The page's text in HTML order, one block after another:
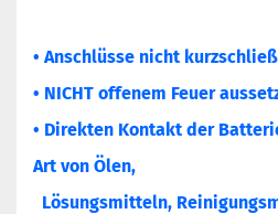
• Anschlüsse nicht
• NICHT offenem Feuer
• Direkten Kontakt der
Art von Ölen,
Lösungsmitteln,